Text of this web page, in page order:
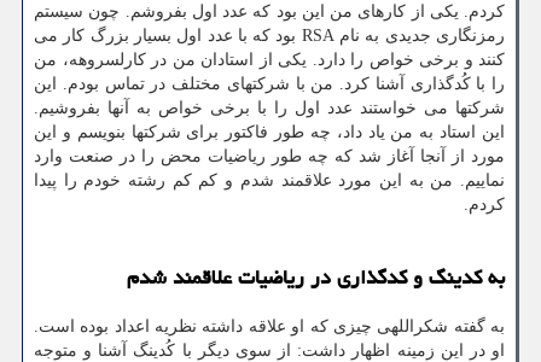
کردم. یکی از کارهای من این بود که عدد اول بفروشم. چون سیستم
رمزنگاری جدیدی به نام RSA بود که با عدد اول بسیار بزرگ کار می
کنند و برخی خواص را دارد. یکی از استادان من در کارلسروهه، من
را با کُدگذاری آشنا کرد. من با شرکتهای مختلف در تماس بودم. این
شرکتها می خواستند عدد اول را با برخی خواص به آنها بفروشیم.
این استاد به من یاد داد، چه طور فاکتور برای شرکتها بنویسم و این
مورد از آنجا آغاز شد که چه طور ریاضیات محض را در صنعت وارد
نماییم. من به این مورد علاقمند شدم و کم کم رشته خودم را پیدا
کردم.
به کدینگ و کدگذاری در ریاضیات علاقمند شدم
به گفته شکراللهی چیزی که او علاقه داشته نظریه اعداد بوده است.
او در این زمینه اظهار داشت: از سوی دیگر با کُدینگ آشنا و متوجه